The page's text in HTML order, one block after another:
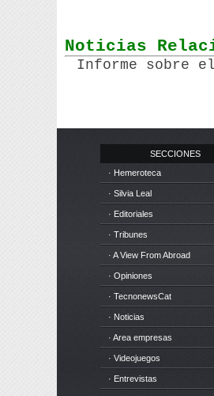
Noticias
Informe sobre
SECCIONES
· Hemeroteca
· Silvia Leal
· Editoriales
· Tribunes
· A View From Abroad
· Opiniones
· TecnonewsCat
· Noticias
· Area empresas
· Videojuegos
· Entrevistas